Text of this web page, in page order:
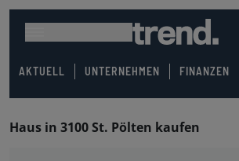
AKTUELL UNTERNEHMEN FINANZEN
Haus in 3100 St. Pölten kaufen